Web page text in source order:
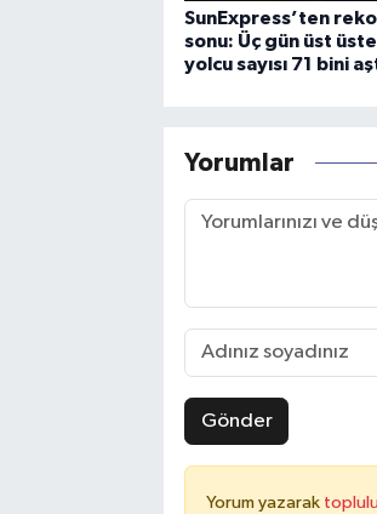
SunExpress’ten
sonu: Üç gün üst
yolcu sayısı 71 bini
Yorumlar
Gönder
Yorum yazarak